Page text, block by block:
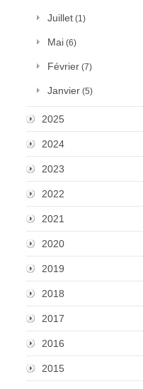
Juillet (1)
Mai (6)
Février (7)
Janvier (5)
2025
2024
2023
2022
2021
2020
2019
2018
2017
2016
2015